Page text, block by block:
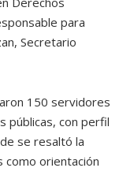
para
Secretario
150 servidores
públicas, con perfil
se resaltó la
como orientación